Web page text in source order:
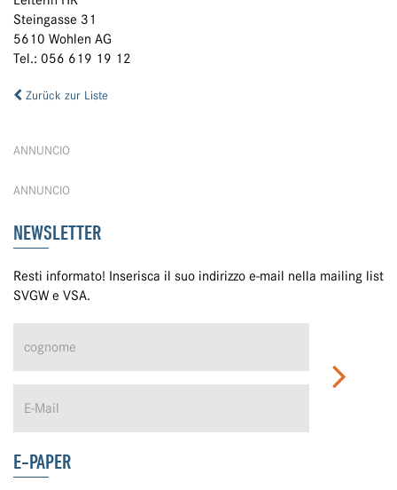
Steingasse 31
5610 Wohlen AG
Tel.: 056 619 19 12
Zurück zur Liste
ANNUNCIO
ANNUNCIO
NEWSLETTER
Resti informato! Inserisca il suo indirizzo e-mail nella mailing list
SVGW e VSA.
E-PAPER